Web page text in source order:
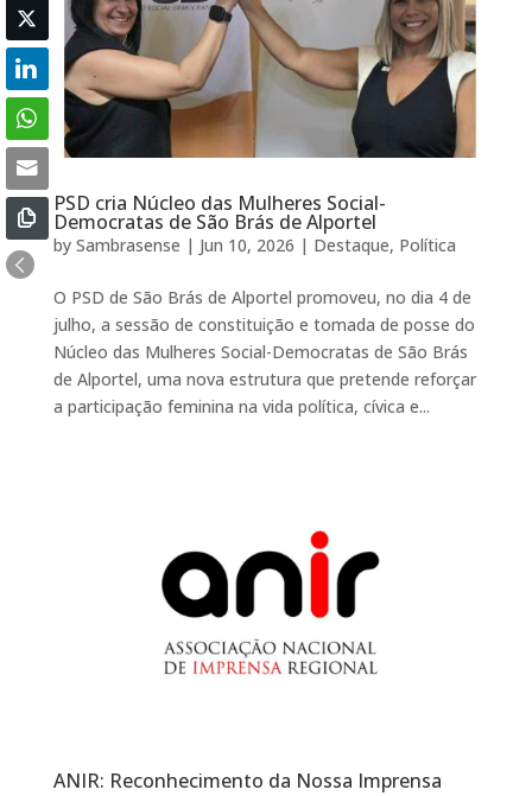
PSD cria Núcleo das Mulheres Social-
Democratas de São Brás de Alportel
by Sambrasense | Jun 10, 2026 | Destaque, Política
O PSD de São Brás de Alportel promoveu, no dia 4 de
julho, a sessão de constituição e tomada de posse do
Núcleo das Mulheres Social-Democratas de São Brás
de Alportel, uma nova estrutura que pretende reforçar
a participação feminina na vida política, cívica e...
ANIR: Reconhecimento da Nossa Imprensa